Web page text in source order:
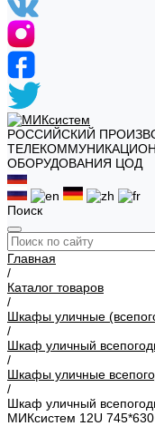
РОССИЙСКИЙ
ОБОРУДОВАНИЯ ЦОД
Поиск
Главная
/
Каталог товаров
/
Шкафы уличные
/
Шкаф уличный
/
Шкафы уличные
/
Шкаф уличный
МИКсистем 12U